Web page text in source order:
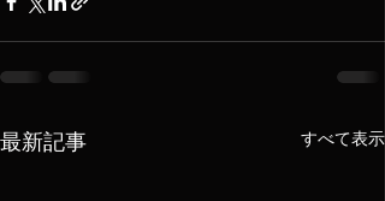
最新記事 すべて表示